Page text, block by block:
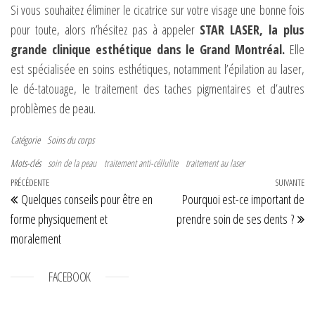
Si vous souhaitez éliminer le cicatrice sur votre visage une bonne fois
pour toute, alors n’hésitez pas à appeler STAR LASER, la plus
grande clinique esthétique dans le Grand Montréal. Elle
est spécialisée en soins esthétiques, notamment l’épilation au laser,
le dé-tatouage, le traitement des taches pigmentaires et d’autres
problèmes de peau.
Catégorie Soins du corps
Mots-clés soin de la peau traitement anti-céllulite traitement au laser
Navigation de l’article
Article précédent
PRÉCÉDENTE
Quelques conseils pour être en
forme physiquement et
moralement
SUIVANTE
Pourquoi est-ce important de
prendre soin de ses dents ?
FACEBOOK